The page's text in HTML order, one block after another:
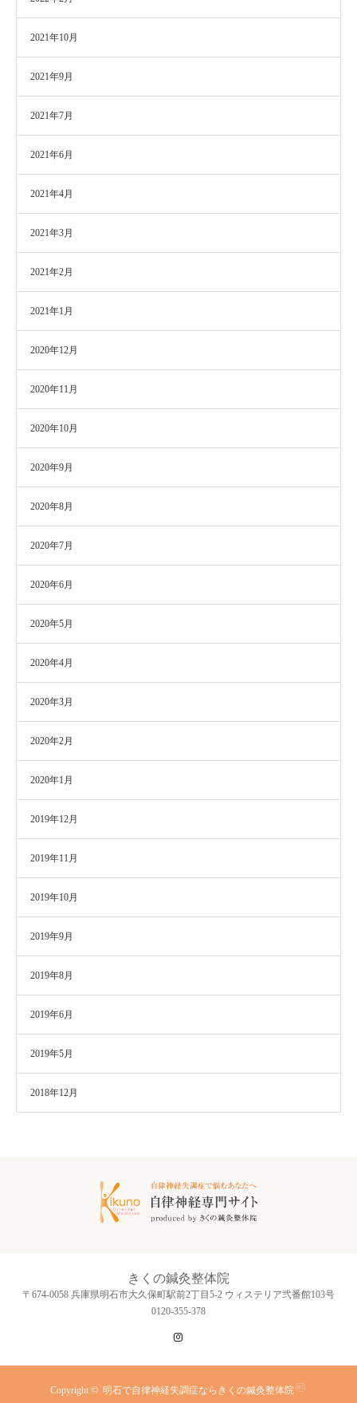
2021年10月
2021年9月
2021年7月
2021年6月
2021年4月
2021年3月
2021年2月
2021年1月
2020年12月
2020年11月
2020年10月
2020年9月
2020年8月
2020年7月
2020年6月
2020年5月
2020年4月
2020年3月
2020年2月
2020年1月
2019年12月
2019年11月
2019年10月
2019年9月
2019年8月
2019年6月
2019年5月
2018年12月
きくの鍼灸整体院
〒674-0058 兵庫県明石市大久保町駅前2丁目5-2 ウィステリア弐番館103号
0120-355-378
Copyright © 明石で自律神経失調症ならきくの鍼灸整体院